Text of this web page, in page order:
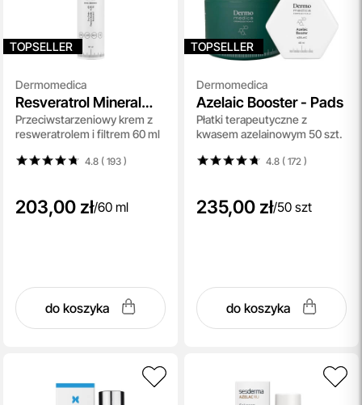
TOPSELLER
Dermomedica
Resveratrol Mineral
Cream SPF 30
Przeciwstarzeniowy krem z
resweratrolem i filtrem 60 ml
4.8 ( 193)
203,00 zł/60 ml
do koszyka
TOPSELLER
Dermomedica
Azelaic Booster - Pads
Płatki terapeutyczne z
kwasem azelainowym 50 szt.
4.8 ( 172 )
235,00 zł/50 szt
do koszyka